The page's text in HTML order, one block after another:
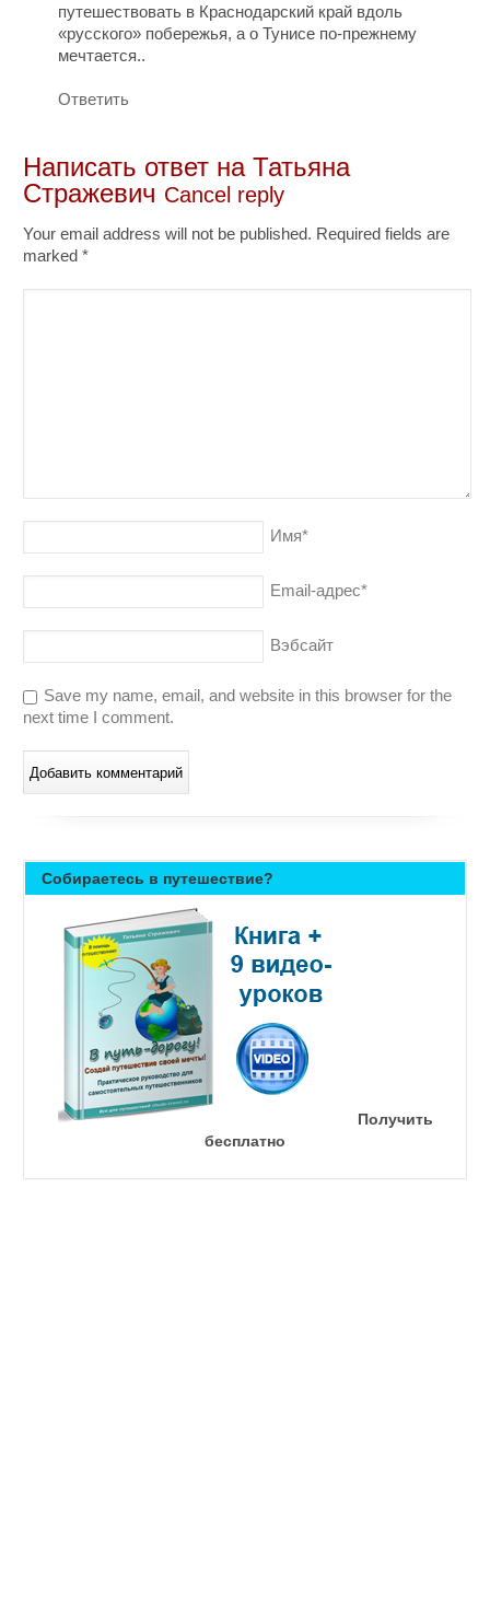
путешествовать в Краснодарский край вдоль
«русского» побережья, а о Тунисе по-прежнему
мечтается..
Ответить
Написать ответ наТатьяна
Стражевич Cancel reply
Your email address will not be published. Required fields are
marked*
Имя*
Email-адрес*
Вэбсайт
Save my name, email, and website in this browser for the
next time I comment.
Собираетесь в путешествие?
Получить
бесплатно